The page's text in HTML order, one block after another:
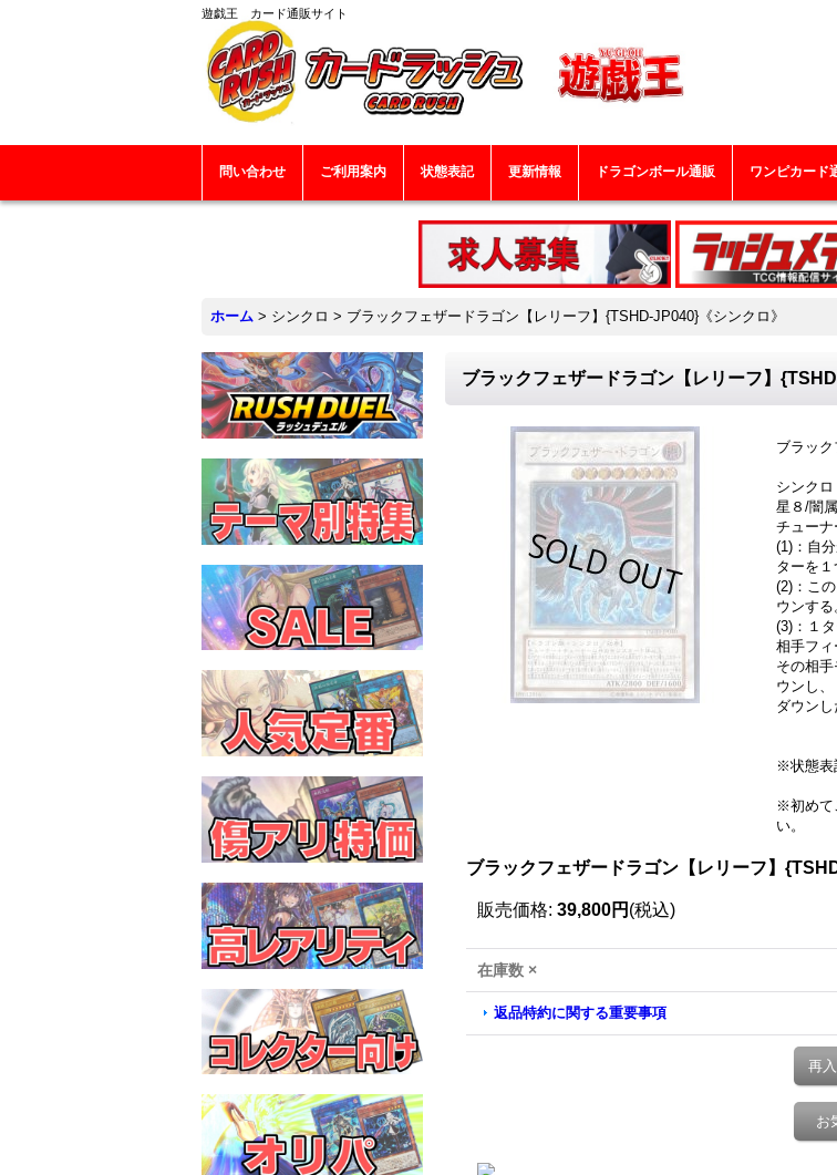
遊戯王 カード通販サイト
問い合わせ ご利用案内 状態表記 更新情報 ドラゴンボール通販 ワンピカード
ホーム > シンクロ > ブラックフェザードラゴン【レリーフ】{TSHD-JP040}《シンクロ》
ブラックフェザードラゴン【レリーフ】
ブラッ
シンク
星８/闇
チュー
(1)：自
ターを１
(2)：こ
ウンする
(3)：１
相手フィ
その相
ウンし、
ダウンし
※状態表
※初めて
い。
ブラックフェザードラゴン【レリーフ】
販売価格: 39,800円 (税込)
在庫数 ×
返品特約に関する重要事項
再
お